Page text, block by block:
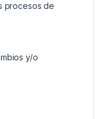
procesos de
y/o